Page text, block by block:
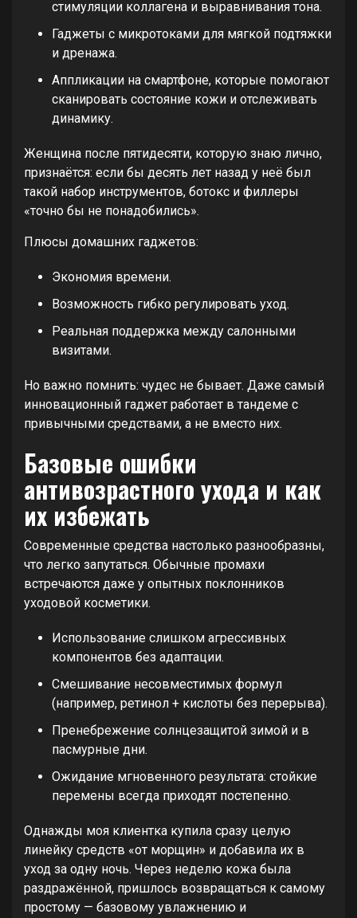
стимуляции коллагена и выравнивания тона.
Гаджеты с микротоками для мягкой подтяжки
и дренажа.
Аппликации на смартфоне, которые помогают
сканировать состояние кожи и отслеживать
динамику.
Женщина после пятидесяти, которую знаю лично,
признаётся: если бы десять лет назад у неё был
такой набор инструментов, ботокс и филлеры
«точно бы не понадобились».
Плюсы домашних гаджетов:
Экономия времени.
Возможность гибко регулировать уход.
Реальная поддержка между салонными
визитами.
Но важно помнить: чудес не бывает. Даже самый
инновационный гаджет работает в тандеме с
привычными средствами, а не вместо них.
Базовые ошибки
антивозрастного ухода и как
их избежать
Современные средства настолько разнообразны,
что легко запутаться. Обычные промахи
встречаются даже у опытных поклонников
уходовой косметики.
Использование слишком агрессивных
компонентов без адаптации.
Смешивание несовместимых формул
(например, ретинол + кислоты без перерыва).
Пренебрежение солнцезащитой зимой и в
пасмурные дни.
Ожидание мгновенного результата: стойкие
перемены всегда приходят постепенно.
Однажды моя клиентка купила сразу целую
линейку средств «от морщин» и добавила их в
уход за одну ночь. Через неделю кожа была
раздражённой, пришлось возвращаться к самому
простому — базовому увлажнению и